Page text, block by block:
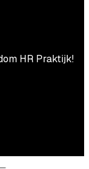
HR Praktijk!